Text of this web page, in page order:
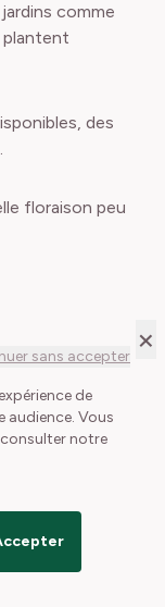
×
sans accepter
de
audience. Vous
notre
comme
plantent
des
floraison peu
pour mon
rosier pour
notre